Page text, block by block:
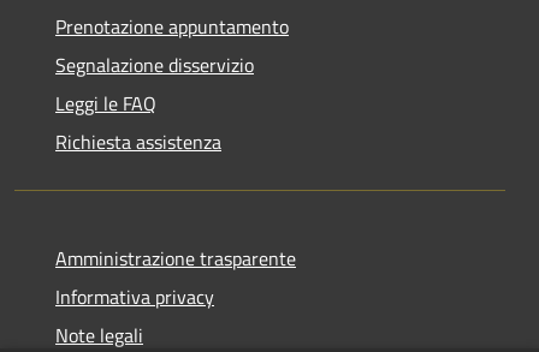
Prenotazione appuntamento
Segnalazione disservizio
Leggi le FAQ
Richiesta assistenza
Amministrazione trasparente
Informativa privacy
Note legali